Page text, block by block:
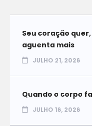
Seu coração
aguenta mais
JULHO 21, 2026
Quando o corpo
JULHO 16, 2026